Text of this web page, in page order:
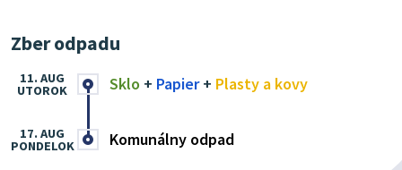
Zber odpadu
Sklo + Papier+ Plasty a kovy
11. AUG
UTOROK
Komunálny odpad
17. AUG
PONDELOK